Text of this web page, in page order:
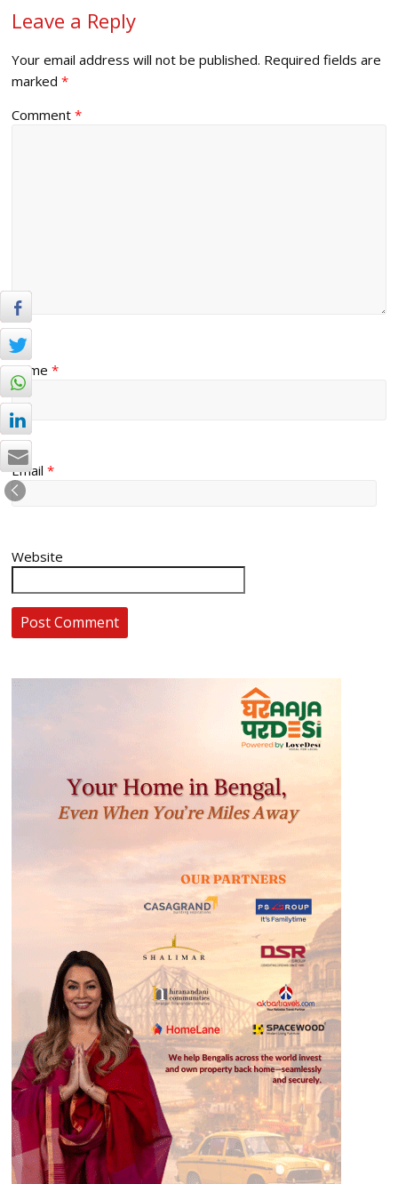
Leave a Reply
Your email address will not be published. Required fields are
marked*
Comment*
Name*
Email*
Website